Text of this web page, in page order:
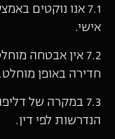
7.1 אנו נוקטים
אישי.
7.2 אין אבטחה
חדירה באופן מוחלט.
7.3 במקרה של
הנדרשות לפי דין.